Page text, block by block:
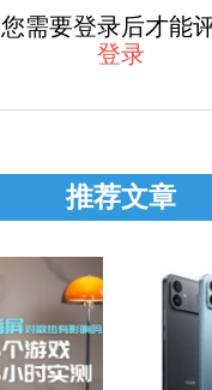
您需要登录后才能
登录
推荐文章